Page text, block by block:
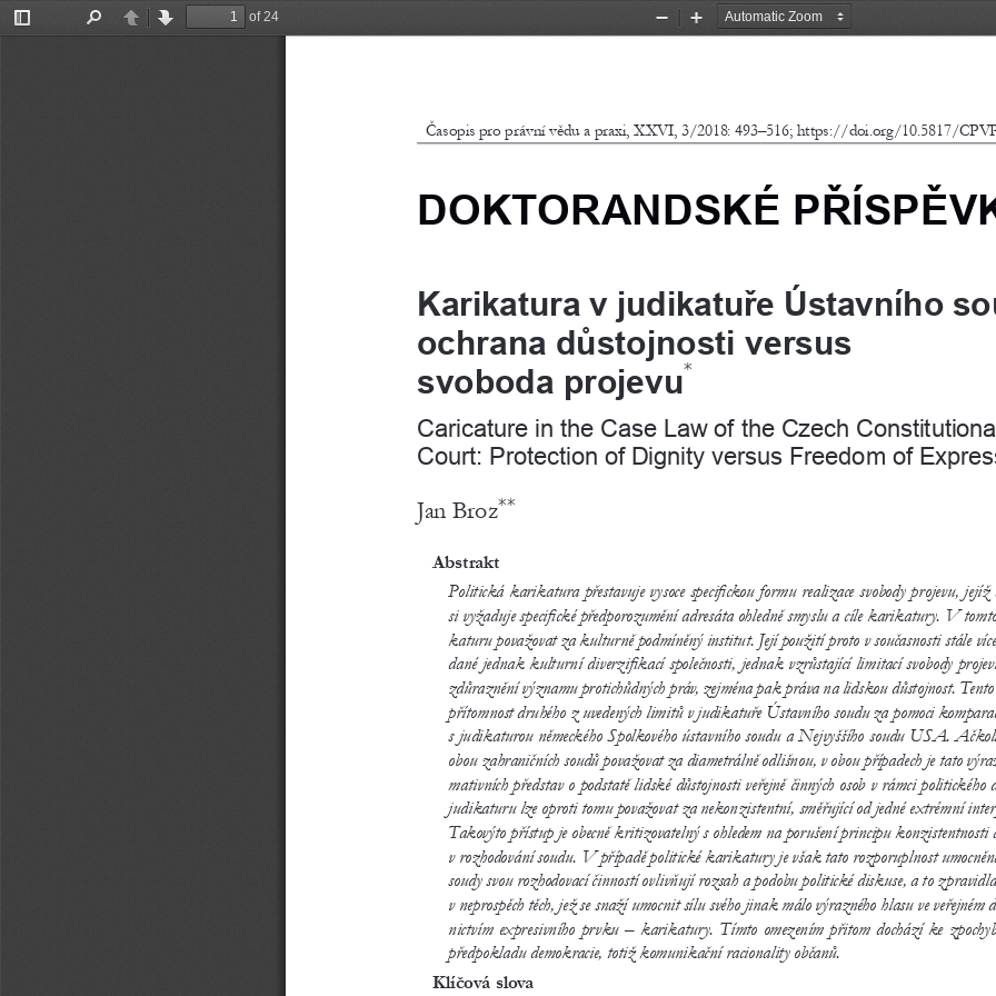
Toggle
PreviousNext
of 24
Zoom
Zoom
Časopis pro právní vědu a praxi, XXVI, 3/2018: 493–516; https://doi.org/10.5817/
DOKTORANDSKÉ
Karikatura v judikatuře Ústavního
ochrana důstojnosti versus
svoboda projevu*
Caricature in the Case Law of the Czech
Court: Protection of Dignity versus Freedom of
Jan Broz**
Abstrakt
Politická karikatura přestavuje vysoce specifickou formu realizace svobody projevu,
si vyžaduje specifické předporozumění adresáta ohledně smyslu a cíle karikatury. V
katuru považovat za kulturně podmíněný institut. Její použití proto v současnosti stále
dané jednak kulturní diverzifikací společnosti, jednak vzrůstající limitací svobody
zdůraznění významu protichůdných práv, zejména pak práva na lidskou důstojnost.
přítomnost druhého z uvedených limitů v judikatuře Ústavního soudu za pomoci
s judikaturou německého Spolkového ústavního soudu a Nejvyššího soudu USA.
obou zahraničních soudů považovat za diametrálně odlišnou, v obou případech je tato
mativních představ o podstatě lidské důstojnosti veřejně činných osob v rámci
judikaturu lze oproti tomu považovat za nekonzistentní, směřující od jedné extrémní
Takovýto přístup je obecně kritizovatelný s ohledem na porušení principu konzistentnosti
v rozhodování soudu. V případě politické karikatury je však tato rozporuplnost
soudy svou rozhodovací činností ovlivňují rozsah a podobu politické diskuse, a to
v neprospěch těch, jež se snaží umocnit sílu svého jinak málo výrazného hlasu ve veřejném
nictvím expresivního prvku – karikatury. Tímto omezením přitom dochází ke
předpokladu demokracie, totiž komunikační racionality občanů.
Klíčová slova